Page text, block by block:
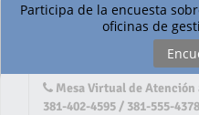
Participa de la encuesta
oficinas de
Mesa Virtual de Atención
381-402-4595 / 381-555-4378